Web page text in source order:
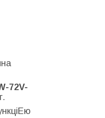
72V-